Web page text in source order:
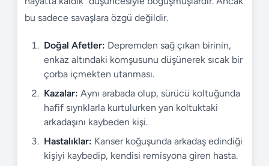
bu sadece savaşlara özgü değildir.
Doğal Afetler: Depremden sağ çıkan birinin,
enkaz altındaki komşusunu düşünerek sıcak bir
çorba içmekten utanması.
Kazalar: Aynı arabada olup, sürücü koltuğunda
hafif sıyrıklarla kurtulurken yan koltuktaki
arkadaşını kaybeden kişi.
Hastalıklar: Kanser koğuşunda arkadaş edindiği
kişiyi kaybedip, kendisi remisyona giren hasta.